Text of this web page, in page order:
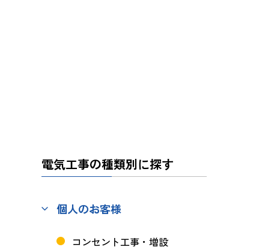
電気工事の種類別に探す
個人のお客様
コンセント工事・増設